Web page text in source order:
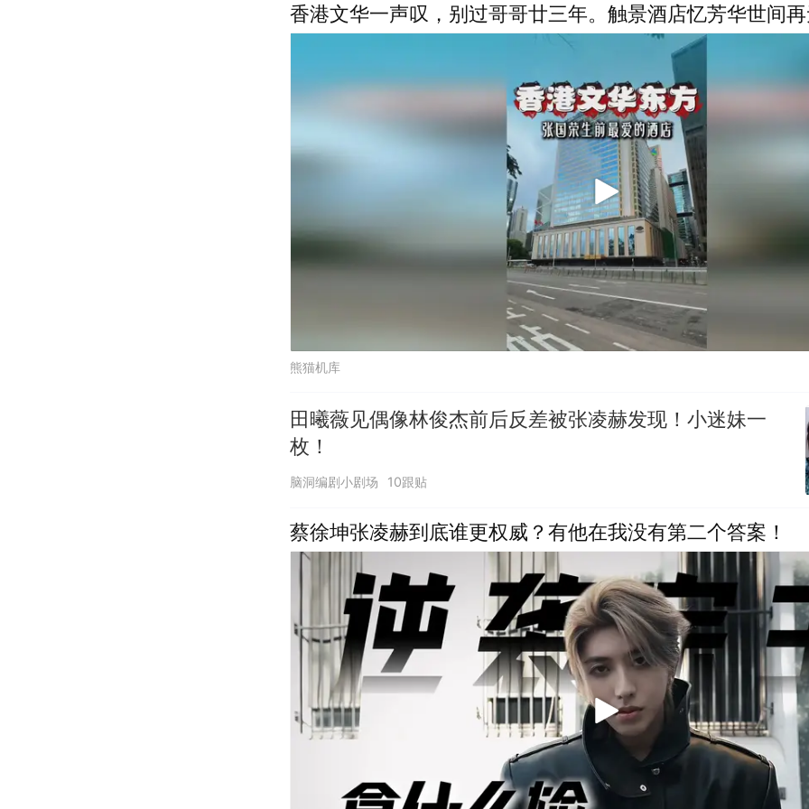
香港文华一声叹，别过哥哥廿三年。触景酒店忆芳华世间
熊猫机库
田曦薇见偶像林俊杰前后反差被张凌赫发现！小迷妹一
枚！
脑洞编剧小剧场 10跟贴
蔡徐坤张凌赫到底谁更权威？有他在我没有第二个答案！